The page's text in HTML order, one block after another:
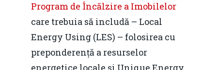
Program de Încălzire a Imobilelor
care trebuia să includă – Local
Energy Using (LES) – folosirea cu
preponderență a resurselor
energetice locale și Unique Energy